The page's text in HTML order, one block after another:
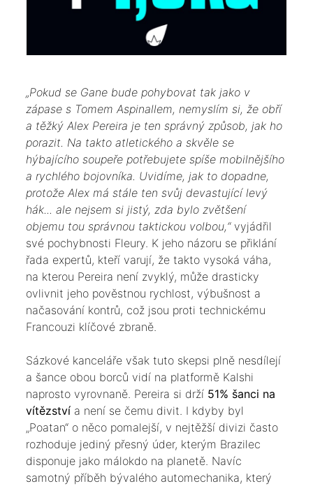
​„Pokud se Gane bude pohybovat tak jako v
zápase s Tomem Aspinallem, nemyslím si, že obří
a těžký Alex Pereira je ten správný způsob, jak ho
porazit. Na takto atletického a skvěle se
hýbajícího soupeře potřebujete spíše mobilnějšího
a rychlého bojovníka. Uvidíme, jak to dopadne,
protože Alex má stále ten svůj devastující levý
hák... ale nejsem si jistý, zda bylo zvětšení
objemu tou správnou taktickou volbou,“vyjádřil
své pochybnosti Fleury. K jeho názoru se přiklání
řada expertů, kteří varují, že takto vysoká váha,
na kterou Pereira není zvyklý, může drasticky
ovlivnit jeho pověstnou rychlost, výbušnost a
načasování kontrů, což jsou proti technickému
Francouzi klíčové zbraně.
​Sázkové kanceláře však tuto skepsi plně nesdílejí
a šance obou borců vidí na platformě Kalshi
naprosto vyrovnaně. Pereira si drží 51% šanci na
vítězství a není se čemu divit. I kdyby byl
„Poatan“ o něco pomalejší, v nejtěžší divizi často
rozhoduje jediný přesný úder, kterým Brazilec
disponuje jako málokdo na planetě. Navíc
samotný příběh bývalého automechanika, který